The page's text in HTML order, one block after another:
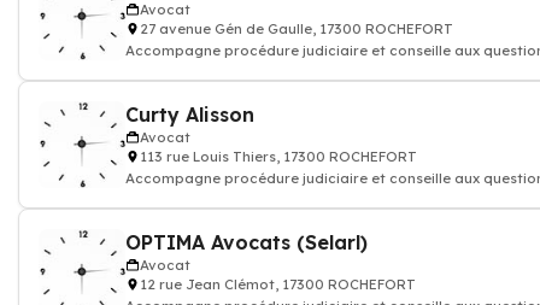
Avocat
27 avenue Gén de Gaulle, 17300 ROCHEFORT
Accompagne procédure judiciaire et conseille aux
Curty Alisson
Avocat
113 rue Louis Thiers, 17300 ROCHEFORT
Accompagne procédure judiciaire et conseille aux
OPTIMA Avocats (Selarl)
Avocat
12 rue Jean Clémot, 17300 ROCHEFORT